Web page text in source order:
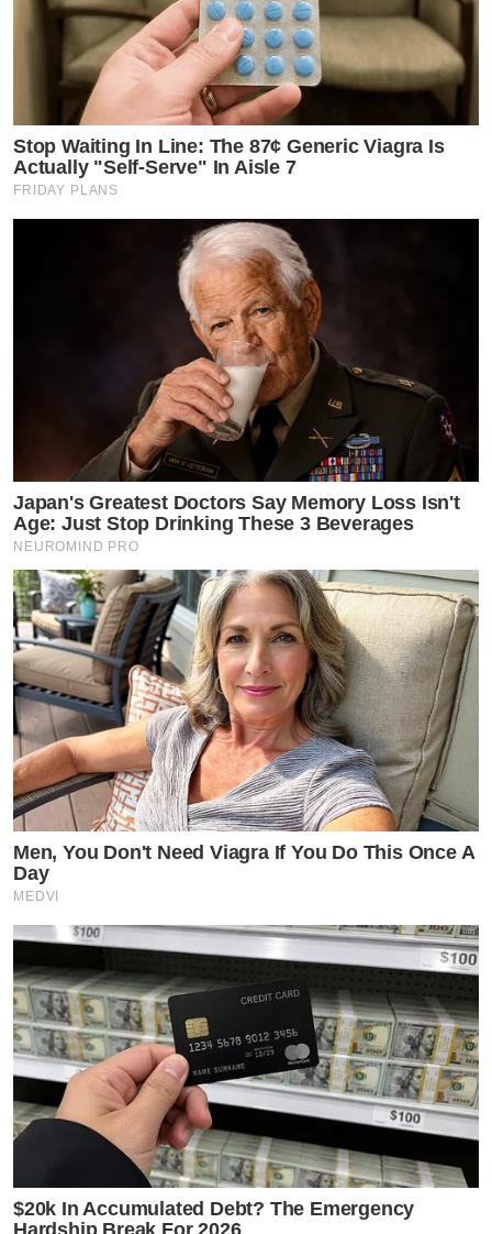
Stop Waiting In Line: The 87¢ Generic Viagra Is
Actually "Self-Serve" In Aisle 7
FRIDAY PLANS
Japan's Greatest Doctors Say Memory Loss Isn't
Age: Just Stop Drinking These 3 Beverages
NEUROMIND PRO
Men, You Don't Need Viagra If You Do This Once A
Day
MEDVI
$20k In Accumulated Debt? The Emergency
Hardship Break For 2026